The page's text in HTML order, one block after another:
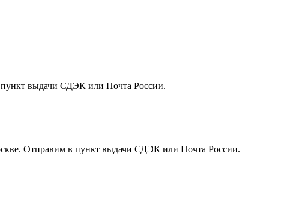
пункт выдачи СДЭК или Почта России.
Отправим в пункт выдачи СДЭК или Почта России.